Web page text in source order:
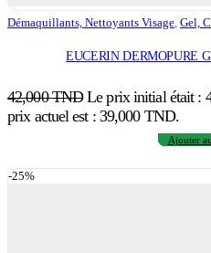
Démaquillants, Nettoyants Visage, Gel,
EUCERIN DERMOPURE
42,000TND Le prix initial était :
prix actuel est : 39,000 TND.
Ajouter
-25%